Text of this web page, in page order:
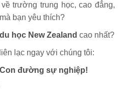
trường trung học, cao đẳng,
mà bạn yêu thích?
du học New Zealand cao nhất?
lạc ngay với chúng tôi:
Con đường sự nghiệp!